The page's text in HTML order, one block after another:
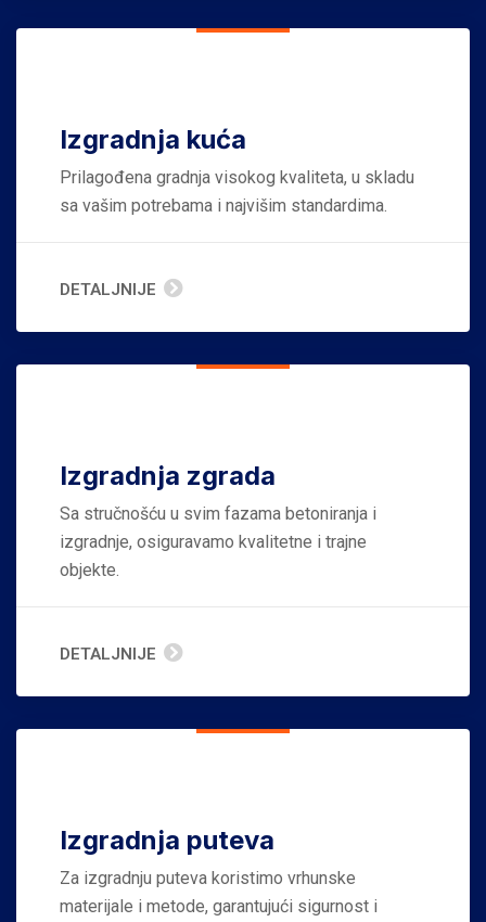
Izgradnja kuća
Prilagođena gradnja visokog kvaliteta, u skladu
sa vašim potrebama i najvišim standardima.
DETALJNIJE
Izgradnja zgrada
Sa stručnošću u svim fazama betoniranja i
izgradnje, osiguravamo kvalitetne i trajne
objekte.
DETALJNIJE
Izgradnja puteva
Za izgradnju puteva koristimo vrhunske
materijale i metode, garantujući sigurnost i